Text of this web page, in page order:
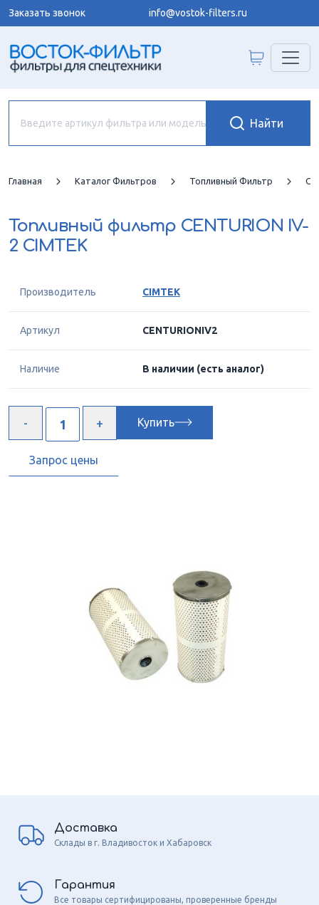
Заказать звонок info@vostok-filters.ru
Главная Каталог Фильтров Топливный Фильтр
Топливный фильтр CENTURION IV-
2 CIMTEK
Производитель CIMTEK
Артикул CENTURIONIV2
Наличие В наличии (есть аналог)
Купить
Запрос цены
Доставка
Склады в г. Владивосток и Хабаровск
Гарантия
Все товары сертифицированы, проверенные бренды